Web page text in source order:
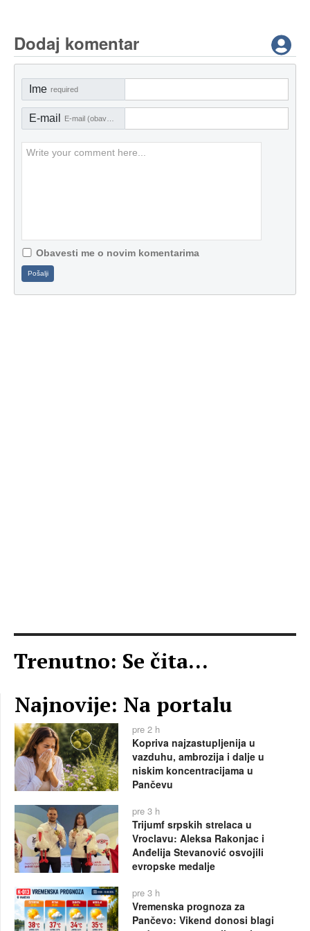
Dodaj komentar
Ime required
E-mail
Obavesti me o novim komentarima
Pošalji
Trenutno: Se čita...
Najnovije: Na portalu
pre 2 h
Kopriva najzastupljenija u
vazduhu, ambrozija i dalje u
niskim koncentracijama u
Pančevu
pre 3 h
Trijumf srpskih strelaca u
Vroclavu: Aleksa Rakonjac i
Anđelija Stevanović osvojili
evropske medalje
pre 3 h
Vremenska prognoza za
Pančevo: Vikend donosi blagi